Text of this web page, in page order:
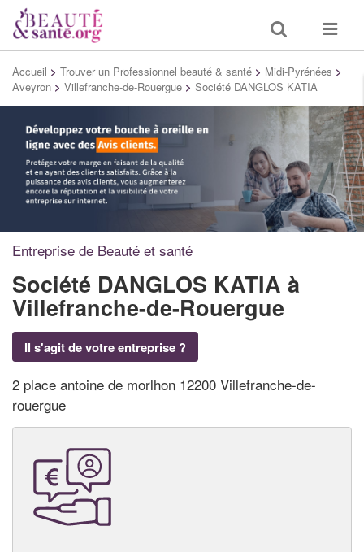
Toggle
search
Toggle
Accueil > Trouver un Professionnel beauté & santé > Midi-Pyrénées >
Aveyron > Villefranche-de-Rouergue > Société DANGLOS KATIA
Entreprise de Beauté et santé
Société DANGLOS KATIA à
Villefranche-de-Rouergue
Il s'agit de votre entreprise ?
2 place antoine de morlhon 12200 Villefranche-de-
rouergue